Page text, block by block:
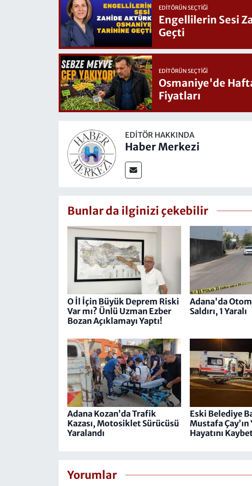
EDITÖRÜN SEÇTIĞI
Engellilerin Sesi
Geçti
EDITÖRÜN SEÇTIĞI
Osmaniye'de Hafta Sonu Güncel
Fiyatları
EDITÖR HAKKINDA
Haber Merkezi
Bunlar da ilginizi çekebilir
O İl İçin Büyük Deprem Riski
Var mı? Ünlü Uzman Ezber
Bozan Açıklamayı Yaptı!
Adana'da
Saldırı, 1 Yaralı
Adana Kozan’da Trafik
Kazası, Motosiklet Sürücüsü
Yaralandı
Eski Belediye
Mustafa Çay’ın
Hayatını
Yorumlar